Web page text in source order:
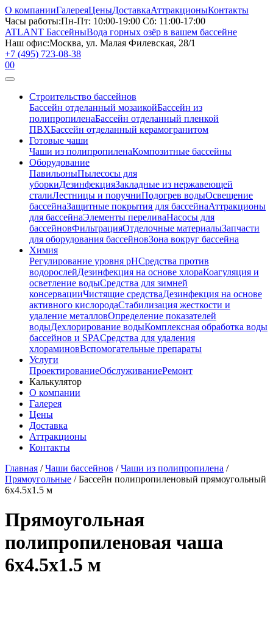
О компанииГалереяЦеныДоставкаАттракционыКонтакты
Часы работы:Пн-Пт: 10:00-19:00 Сб: 11:00-17:00
ATLANT БассейныВода горных озёр в вашем бассейне
Наш офис:Москва, ул. Малая Филевская, 28/1
+7 (495) 723-08-38
00
Строительство бассейнов
Бассейн отделанный мозаикойБассейн из
полипропиленаБассейн отделанный пленкой
ПВХБассейн отделанный керамогранитом
Готовые чаши
Чаши из полипропиленаКомпозитные бассейны
Оборудование
ПавильоныПылесосы для
уборкиДезинфекцияЗакладные из нержавеющей
сталиЛестницы и поручниПодогрев водыОсвещение
бассейнаЗащитные покрытия для бассейнаАттракционы
для бассейнаЭлементы переливаНасосы для
бассейновФильтрацияОтделочные материалыЗапчасти
для оборудования бассейновЗона вокруг бассейна
Химия
Регулирование уровня рНСредства против
водорослейДезинфекция на основе хлораКоагуляция и
осветление водыСредства для зимней
консервацииЧистящие средстваДезинфекция на основе
активного кислородаСтабилизация жесткости и
удаление металловОпределение показателей
водыДехлорирование водыКомплексная обработка воды
бассейнов и SPAСредства для удаления
хлораминовВспомогательные препараты
Услуги
ПроектированиеОбслуживаниеРемонт
Калькулятор
О компании
Галерея
Цены
Доставка
Аттракционы
Контакты
Главная /Чаши бассейнов /Чаши из полипропилена /
Прямоугольные /Бассейн полипропиленовый прямоугольный
6x4.5x1.5 м
Прямоугольная
полипропиленовая чаша
6x4.5x1.5 м